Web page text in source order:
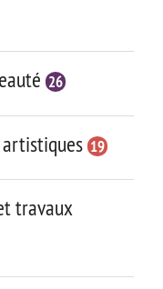
26
19
travaux